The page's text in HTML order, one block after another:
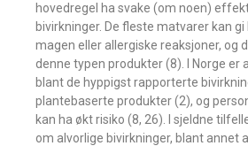
hovedregel ha svake (om noen)
bivirkninger. De fleste matvarer kan
magen eller allergiske reaksjoner, og
denne typen produkter (8). I Norge er
blant de hyppigst rapporterte
plantebaserte produkter (2), og
kan ha økt risiko (8, 26). I sjeldne
om alvorlige bivirkninger, blant annet